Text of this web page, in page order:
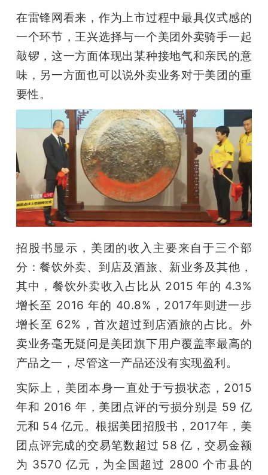
在雷锋网看来，作为上市过程中最具仪式感的
一个环节，王兴选择与一个美团外卖骑手一起
敲锣，这一方面体现出某种接地气和亲民的意
味，另一方面也可以说外卖业务对于美团的重
要性。
招股书显示，美团的收入主要来自于三个部
分：餐饮外卖、到店及酒旅、新业务及其他，
其中，餐饮外卖收入占比从 2015 年的 4.3%
增长至 2016 年的 40.8%，2017年则进一步
增长至 62%，首次超过到店酒旅的占比。外
卖业务毫无疑问是美团旗下用户覆盖率最高的
产品之一，尽管这一产品还没有实现盈利。
实际上，美团本身一直处于亏损状态，2015
年和 2016 年，美团点评的亏损分别是 59 亿
元和 54 亿元。根据美团招股书，2017年，美
团点评完成的交易笔数超过 58 亿，交易金额
为 3570 亿元，为全国超过 2800 个市县的